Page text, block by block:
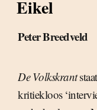
Eikel
Peter Breedveld
De Volkskrant
kritiekloos